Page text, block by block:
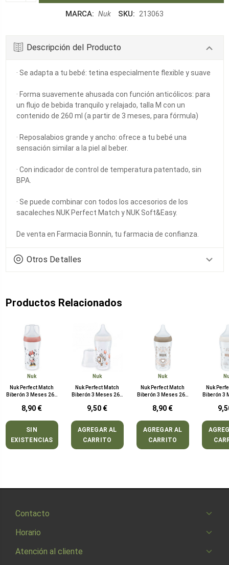
MARCA: Nuk SKU: 213063
Descripción del Producto
· Se adapta a tu bebé: tetina especialmente flexible y suave
· Forma suavemente ahusada con función anticólicos: para
un flujo de bebida tranquilo y relajado, talla M con un
contenido de 260 ml (a partir de 3 meses, para fórmula)
· Reposalabios grande y ancho: ofrece a tu bebé una
sensación similar a la piel al beber.
· Con indicador de control de temperatura patentado, sin
BPA.
· Se puede combinar con todos los accesorios de los
sacaleches NUK Perfect Match y NUK Soft&Easy.
De venta en Farmacia Bonnín, tu farmacia de confianza.
Otros Detalles
Productos Relacionados
Nuk
Nuk Perfect Match
Biberón 3 Meses 260
8,90 €
SIN
EXISTENCIAS
Nuk
Nuk Perfect Match
Biberón 3 Meses 260
9,50 €
AGREGAR AL
CARRITO
Nuk
Nuk Perfect Match
Biberón 3 Meses 260
8,90 €
AGREGAR AL
CARRITO
Nuk
Biberón 3
Contacto
Horario
Atención al cliente